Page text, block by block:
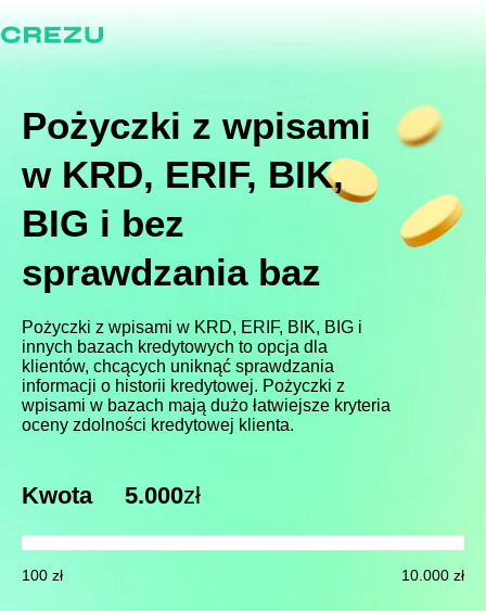
Pożyczki z wpisami
w KRD, ERIF, BIK,
BIG i bez
sprawdzania baz
Pożyczki z wpisami w KRD, ERIF, BIK, BIG i
innych bazach kredytowych to opcja dla
klientów, chcących uniknąć sprawdzania
informacji o historii kredytowej. Pożyczki z
wpisami w bazach mają dużo łatwiejsze kryteria
oceny zdolności kredytowej klienta.
Kwota 5.000zł
100 zł 10.000 zł